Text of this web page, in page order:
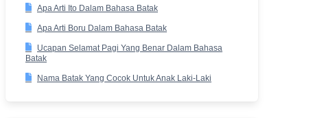
Apa Arti Ito Dalam Bahasa Batak
Apa Arti Boru Dalam Bahasa Batak
Ucapan Selamat Pagi Yang Benar Dalam Bahasa
Batak
Nama Batak Yang Cocok Untuk Anak Laki-Laki